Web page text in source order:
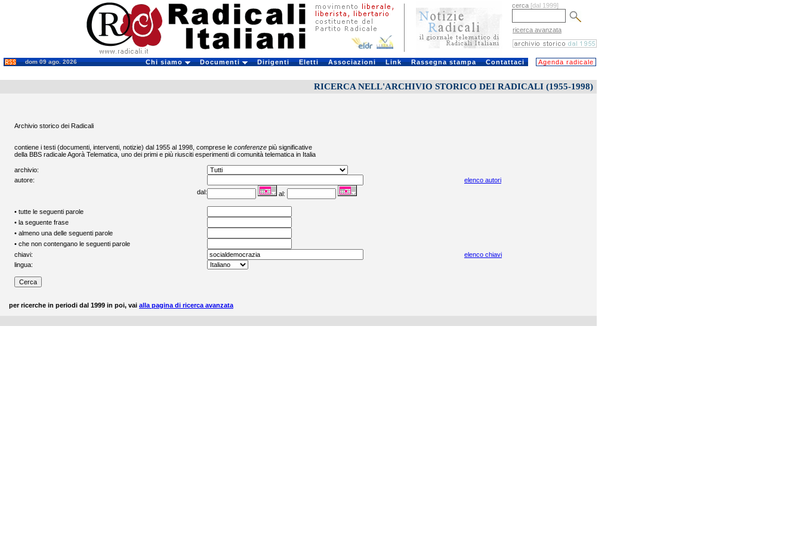
cerca [dal 1999]
ricerca avanzata
dom 09 ago. 2026 Chi siamo Documenti Dirigenti Eletti Associazioni Link Rassegna stampa Contattaci Agenda radicale
RICERCA NELL'ARCHIVIO STORICO DEI RADICALI (1955-1998)
Archivio storico dei Radicali
contiene i testi (documenti, interventi, notizie) dal 1955 al 1998, comprese le conferenze più significative
della BBS radicaleAgorà Telematica , uno dei primi e più riusciti esperimenti di comunità telematica in Italia
archivio:
autore:
elenco autori
dal:
al:
• tutte le seguenti parole
• la seguente frase
• almeno una delle seguenti parole
• che non contengano le seguenti parole
chiavi:
elenco chiavi
lingua:
per ricerche in periodi dal 1999 in poi, vai alla pagina di ricerca avanzata